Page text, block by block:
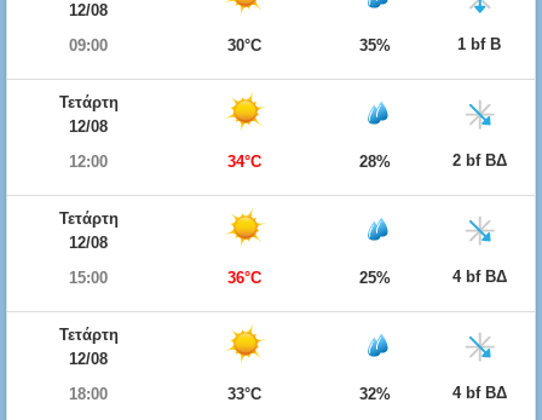
12/08
09:00
30°C 35% 1 bf Β
Τετάρτη
12/08
12:00
34°C 28% 2 bf ΒΔ
Τετάρτη
12/08
15:00
36°C 25% 4 bf ΒΔ
Τετάρτη
12/08
18:00
33°C 32% 4 bf ΒΔ